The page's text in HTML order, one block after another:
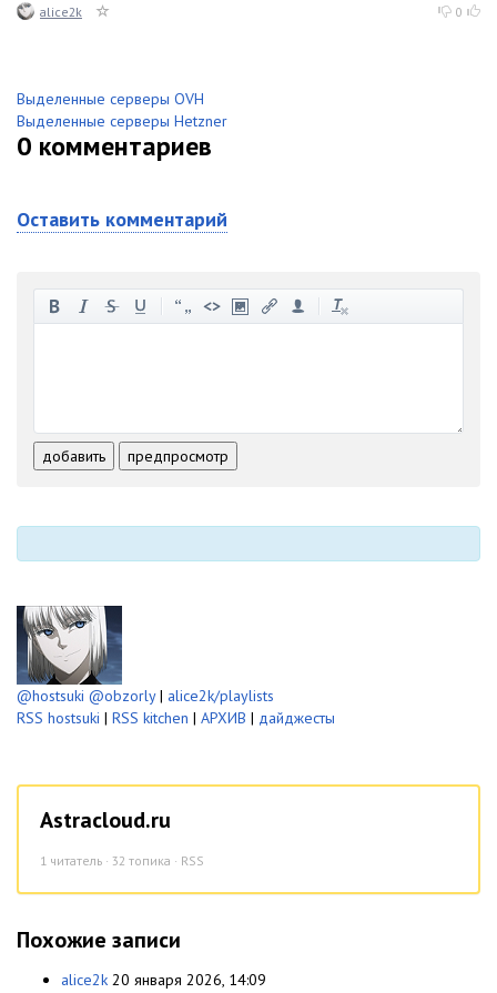
alice2k 0
Выделенные серверы OVH
Выделенные серверы Hetzner
0 комментариев
Оставить комментарий
-
-
-
добавить предпросмотр
@hostsuki @obzorly| alice2k/playlists
RSS hostsuki | RSS kitchen | АРХИВ | дайджесты
Astracloud.ru
1 читатель · 32 топика · RSS
Похожие записи
alice2k 20 января 2026, 14:09